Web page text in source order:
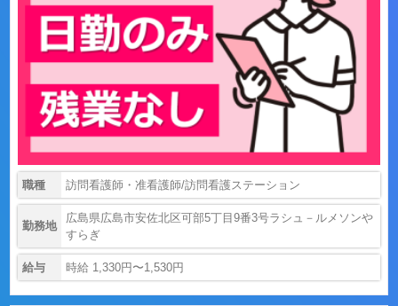
職種 訪問看護師・准看護師/訪問看護ステーション
勤務地
広島県広島市安佐北区可部5丁目9番3号ラシュ－ルメソンや
すらぎ
給与 時給 1,330円〜1,530円